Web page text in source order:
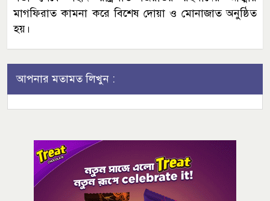
মাগফিরাত কামনা করে বিশেষ দোয়া ও মোনাজাত অনুষ্ঠিত
হয়।
আপনার মতামত লিখুন :